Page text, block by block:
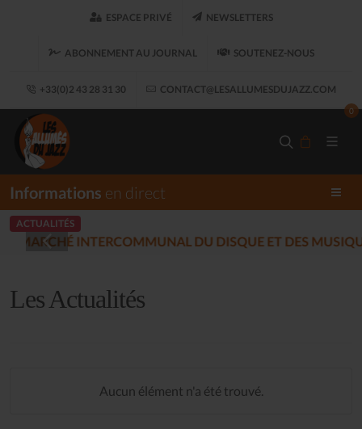
ESPACE PRIVÉ NEWSLETTERS
ABONNEMENT AU JOURNAL SOUTENEZ-NOUS
+33(0)2 43 28 31 30 CONTACT@LESALLUMESDUJAZZ.COM
0
Informations en direct
ACTUALITÉS
LES ALLUMÉS DU
Les Actualités
Aucun élément n'a été trouvé.